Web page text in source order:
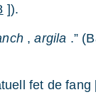
]).
,argila .”
fet de